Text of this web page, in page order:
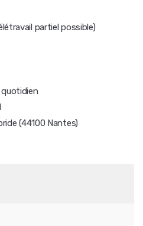
partiel possible)
(44100 Nantes)